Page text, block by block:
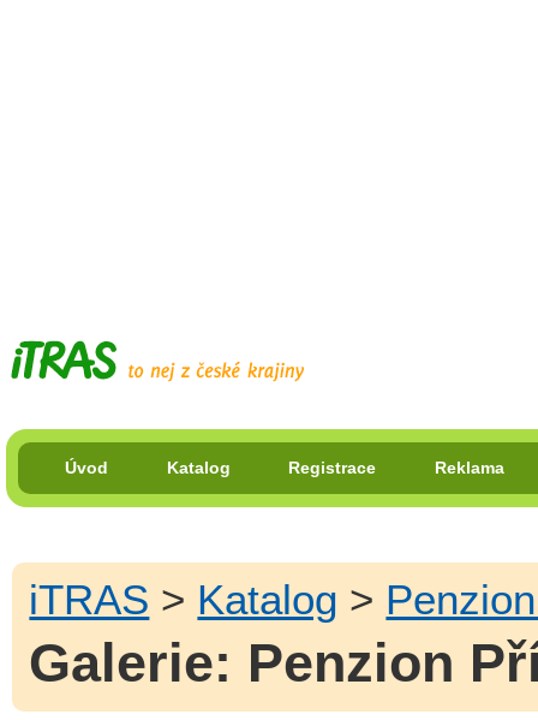
Úvod Katalog Registrace Reklama
iTRAS > Katalog >
Galerie: Penzion